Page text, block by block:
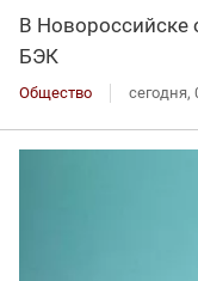
В Новороссийске
БЭК
Общество сегодня,